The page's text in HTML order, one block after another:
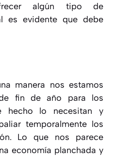
algún tipo de
es evidente que debe
manera nos estamos
fin de año para los
hecho lo necesitan y
temporalmente los
Lo que nos parece
economía planchada y